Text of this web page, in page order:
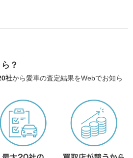
？
社から愛車の査定結果をWebでお知ら